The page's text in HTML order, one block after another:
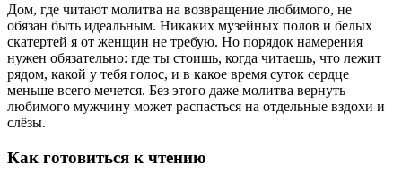
Дом, где читают молитва на возвращение любимого, не
обязан быть идеальным. Никаких музейных полов и белых
скатертей я от женщин не требую. Но порядок намерения
нужен обязательно: где ты стоишь, когда читаешь, что лежит
рядом, какой у тебя голос, и в какое время суток сердце
меньше всего мечется. Без этого даже молитва вернуть
любимого мужчину может распасться на отдельные вздохи и
слёзы.
Как готовиться к чтению